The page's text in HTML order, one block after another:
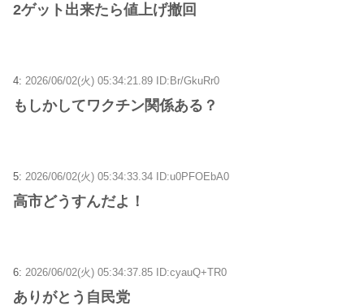
2ゲット出来たら値上げ撤回
4: 2026/06/02(火) 05:34:21.89 ID:Br/GkuRr0
もしかしてワクチン関係ある？
5: 2026/06/02(火) 05:34:33.34 ID:u0PFOEbA0
高市どうすんだよ！
6: 2026/06/02(火) 05:34:37.85 ID:cyauQ+TR0
ありがとう自民党